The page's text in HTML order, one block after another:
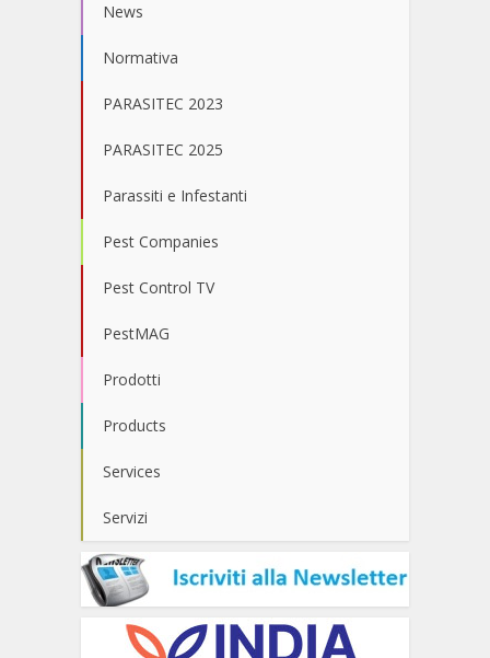
News
Normativa
PARASITEC 2023
PARASITEC 2025
Parassiti e Infestanti
Pest Companies
Pest Control TV
PestMAG
Prodotti
Products
Services
Servizi